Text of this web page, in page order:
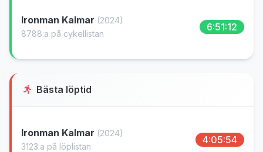
Ironman Kalmar (2024)
8788:a på cykellistan
6:51:12
Bästa löptid
Ironman Kalmar (2024)
3123:a på löplistan
4:05:54